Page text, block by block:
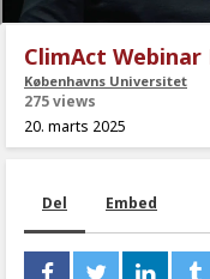
ClimAct Webinar
Københavns Universitet
275 views
20. marts 2025
Del Embed